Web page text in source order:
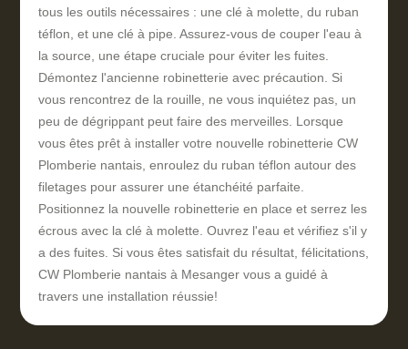
tous les outils nécessaires : une clé à molette, du ruban
téflon, et une clé à pipe. Assurez-vous de couper l'eau à
la source, une étape cruciale pour éviter les fuites.
Démontez l'ancienne robinetterie avec précaution. Si
vous rencontrez de la rouille, ne vous inquiétez pas, un
peu de dégrippant peut faire des merveilles. Lorsque
vous êtes prêt à installer votre nouvelle robinetterie CW
Plomberie nantais, enroulez du ruban téflon autour des
filetages pour assurer une étanchéité parfaite.
Positionnez la nouvelle robinetterie en place et serrez les
écrous avec la clé à molette. Ouvrez l'eau et vérifiez s'il y
a des fuites. Si vous êtes satisfait du résultat, félicitations,
CW Plomberie nantais à Mesanger vous a guidé à
travers une installation réussie!